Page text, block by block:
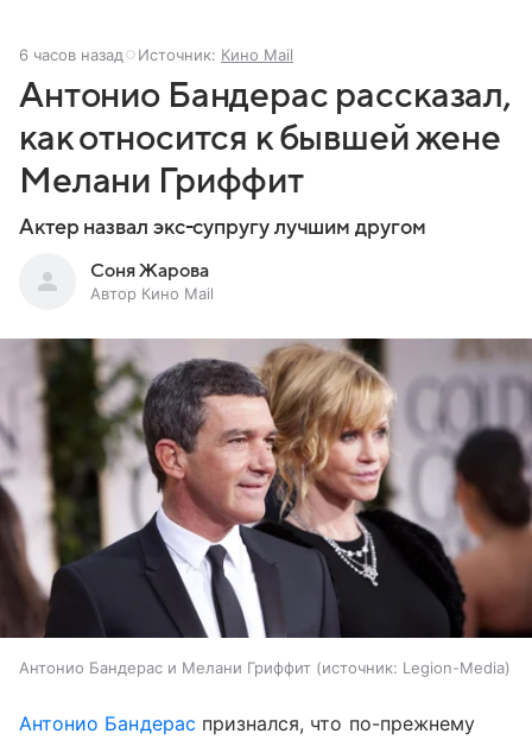
6 часов назад Источник: Кино Mail
Антонио Бандерас рассказал,
как относится к бывшей жене
Мелани Гриффит
Актер назвал экс-супругу лучшим другом
Соня Жарова
Автор Кино Mail
Антонио Бандерас и Мелани Гриффит источник: Legion-Media
Антонио Бандерас признался, что по-прежнему